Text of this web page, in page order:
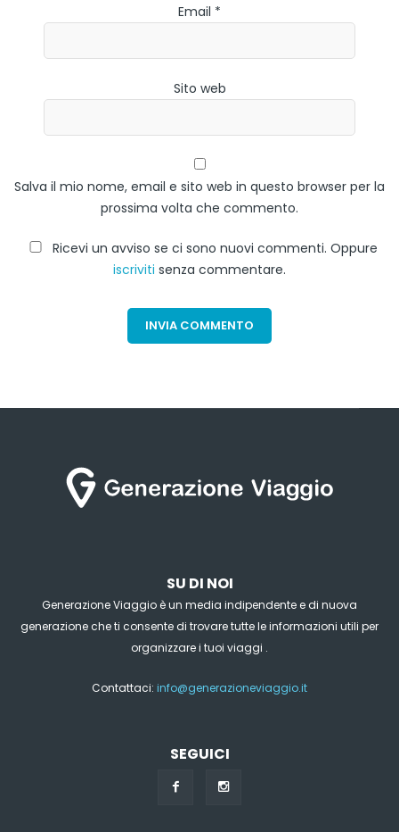
Email *
Sito web
Salva il mio nome, email e sito web in questo browser per la
prossima volta che commento.
Ricevi un avviso se ci sono nuovi commenti. Oppure
iscriviti senza commentare.
SU DI NOI
Generazione Viaggio è un media indipendente e di nuova
generazione che ti consente di trovare tutte le informazioni utili per
organizzare i tuoi viaggi .
Contattaci: info@generazioneviaggio.it
SEGUICI